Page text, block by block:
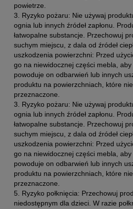
powietrze.
3. Ryzyko pożaru: Nie używaj
ognia lub innych źródeł zapłonu.
łatwopalne substancje. Przechowuj
suchym miejscu, z dala od źródeł
uszkodzenia powierzchni: Przed
go na niewidocznej części mebla,
powoduje on odbarwień lub innych
produktu na powierzchniach, które
przeznaczone.
3. Ryzyko pożaru: Nie używaj
ognia lub innych źródeł zapłonu.
łatwopalne substancje. Przechowuj
suchym miejscu, z dala od źródeł
uszkodzenia powierzchni: Przed
go na niewidocznej części mebla,
powoduje on odbarwień lub innych
produktu na powierzchniach, które
przeznaczone.
5. Ryzyko połknięcia: Przechowuj
niedostępnym dla dzieci. W razie